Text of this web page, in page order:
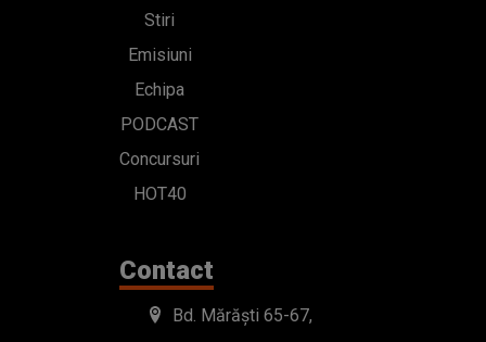
Stiri
Emisiuni
Echipa
PODCAST
Concursuri
HOT40
Contact
Bd. Mărăști 65-67,